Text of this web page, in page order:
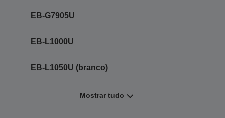
EB-G7905U
EB-L1000U
EB-L1050U (branco)
Mostrar tudo